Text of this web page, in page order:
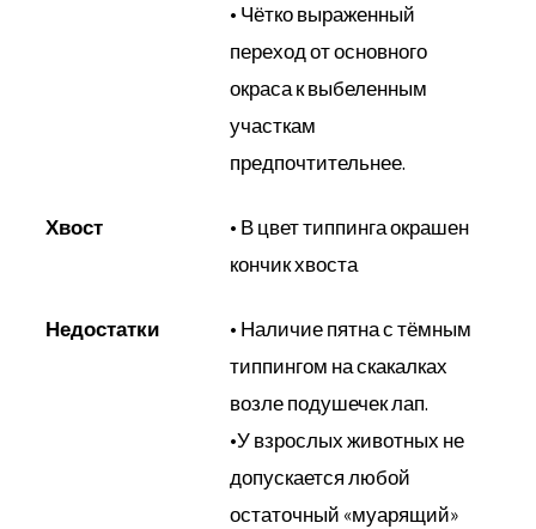
• Чётко выраженный
переход от основного
окраса к выбеленным
участкам
предпочтительнее.
Хвост
• В цвет типпинга окрашен
кончик хвоста
Недостатки
• Наличие пятна с тёмным
типпингом на скакалках
возле подушечек лап.
•У взрослых животных не
допускается любой
остаточный «муарящий»